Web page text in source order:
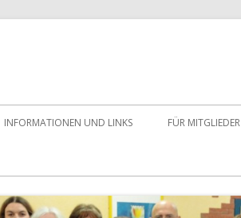
INFORMATIONEN UND LINKS FÜR MITGLIEDER